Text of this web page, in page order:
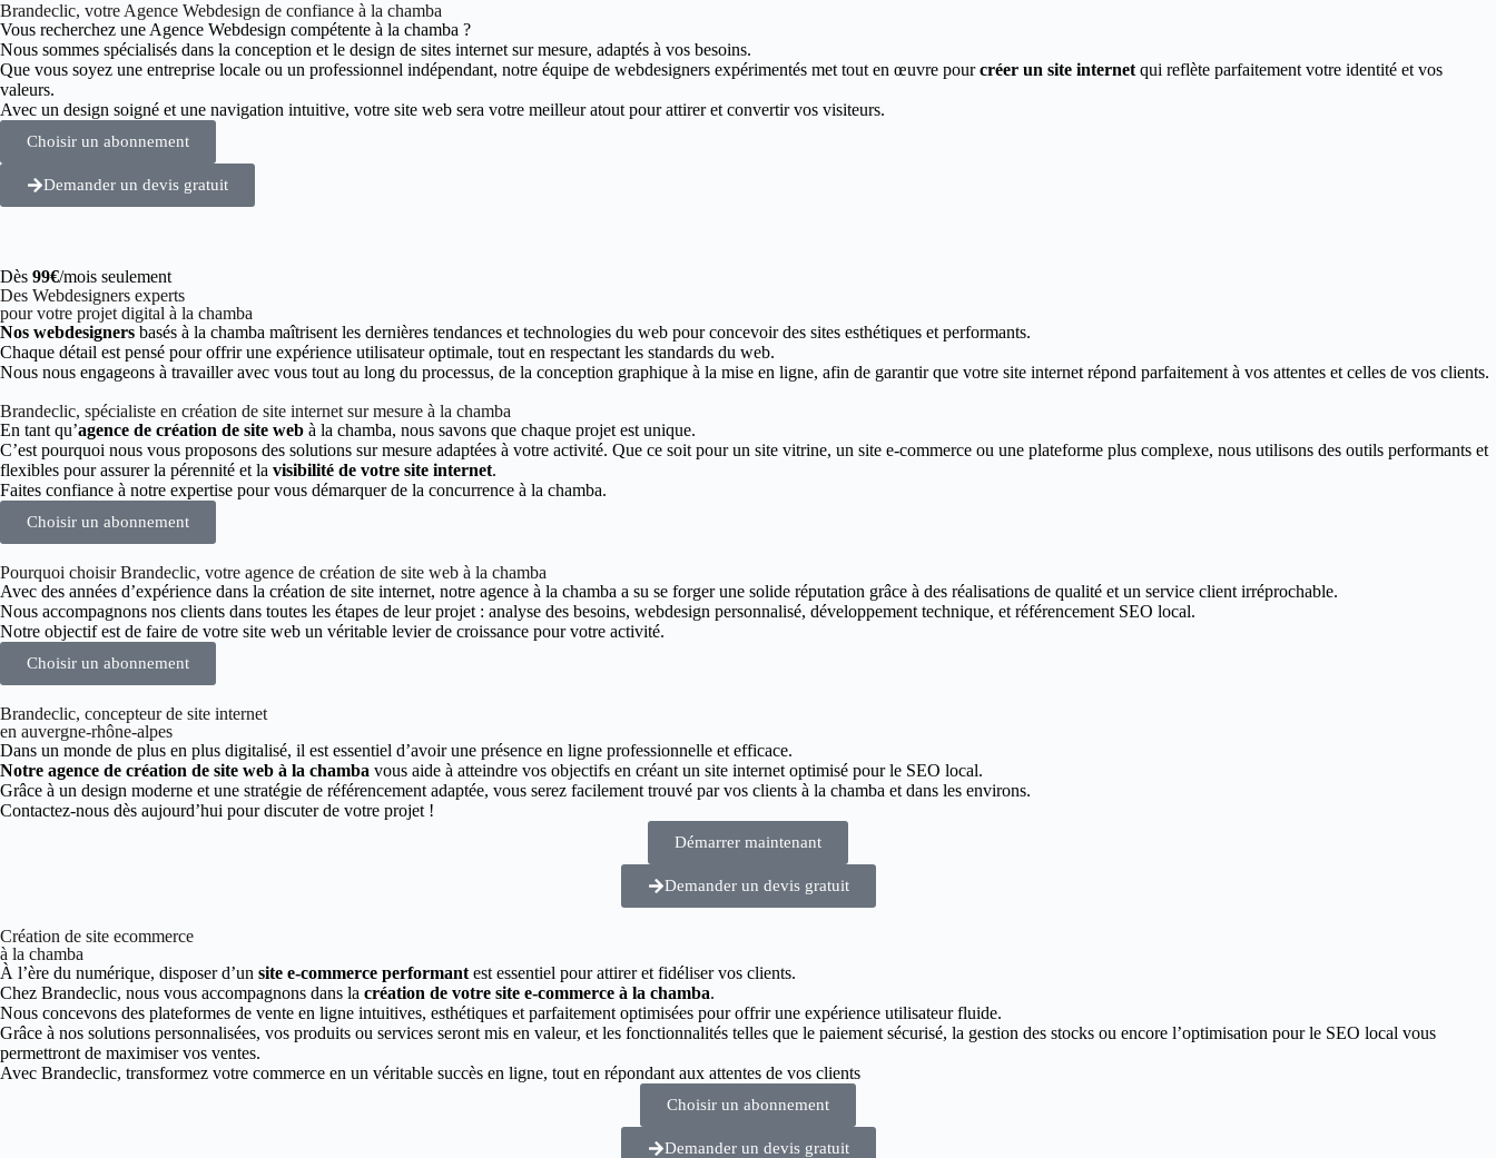
Brandeclic, votre Agence Webdesign de confiance à la chamba
Vous recherchez une Agence Webdesign compétente à la chamba ?
Nous sommes spécialisés dans la conception et le design de sites internet sur mesure, adaptés à vos besoins.
Que vous soyez une entreprise locale ou un professionnel indépendant, notre équipe de webdesigners expérimentés met tout en œuvre pourcréer un site internet qui reflète parfaitement votre identité et vos
valeurs.
Avec un design soigné et une navigation intuitive, votre site web sera votre meilleur atout pour attirer et convertir vos visiteurs.
Choisir un abonnement
Demander un devis gratuit
Dès 99€/mois seulement
Des Webdesigners experts
pour votre projet digital à la chamba
Nos webdesigners basés à la chamba maîtrisent les dernières tendances et technologies du web pour concevoir des sites esthétiques et performants.
Chaque détail est pensé pour offrir une expérience utilisateur optimale, tout en respectant les standards du web.
Nous nous engageons à travailler avec vous tout au long du processus, de la conception graphique à la mise en ligne, afin de garantir que votre site internet répond parfaitement à vos attentes et celles de vos clients.
Brandeclic, spécialiste en création de site internet sur mesure à la chamba
En tant qu’agence de création de site web à la chamba, nous savons que chaque projet est unique.
C’est pourquoi nous vous proposons des solutions sur mesure adaptées à votre activité. Que ce soit pour un site vitrine, un site e-commerce ou une plateforme plus complexe, nous utilisons des outils performants et
flexibles pour assurer la pérennité et la visibilité de votre site internet.
Faites confiance à notre expertise pour vous démarquer de la concurrence à la chamba.
Choisir un abonnement
Pourquoi choisir Brandeclic, votre agence de création de site web à la chamba
Avec des années d’expérience dans la création de site internet, notre agence à la chamba a su se forger une solide réputation grâce à des réalisations de qualité et un service client irréprochable.
Nous accompagnons nos clients dans toutes les étapes de leur projet : analyse des besoins, webdesign personnalisé, développement technique, et référencement SEO local.
Notre objectif est de faire de votre site web un véritable levier de croissance pour votre activité.
Choisir un abonnement
Brandeclic, concepteur de site internet
en auvergne-rhône-alpes
Dans un monde de plus en plus digitalisé, il est essentiel d’avoir une présence en ligne professionnelle et efficace.
Notre agence de création de site web à la chamba vous aide à atteindre vos objectifs en créant un site internet optimisé pour le SEO local.
Grâce à un design moderne et une stratégie de référencement adaptée, vous serez facilement trouvé par vos clients à la chamba et dans les environs.
Contactez-nous dès aujourd’hui pour discuter de votre projet !
Démarrer maintenant
Demander un devis gratuit
Création de site ecommerce
à la chamba
À l’ère du numérique, disposer d’un site e-commerce performant est essentiel pour attirer et fidéliser vos clients.
Chez Brandeclic, nous vous accompagnons dans la création de votre site e-commerce à la chamba.
Nous concevons des plateformes de vente en ligne intuitives, esthétiques et parfaitement optimisées pour offrir une expérience utilisateur fluide.
Grâce à nos solutions personnalisées, vos produits ou services seront mis en valeur, et les fonctionnalités telles que le paiement sécurisé, la gestion des stocks ou encore l’optimisation pour le SEO local vous
permettront de maximiser vos ventes.
Avec Brandeclic, transformez votre commerce en un véritable succès en ligne, tout en répondant aux attentes de vos clients
Choisir un abonnement
Demander un devis gratuit